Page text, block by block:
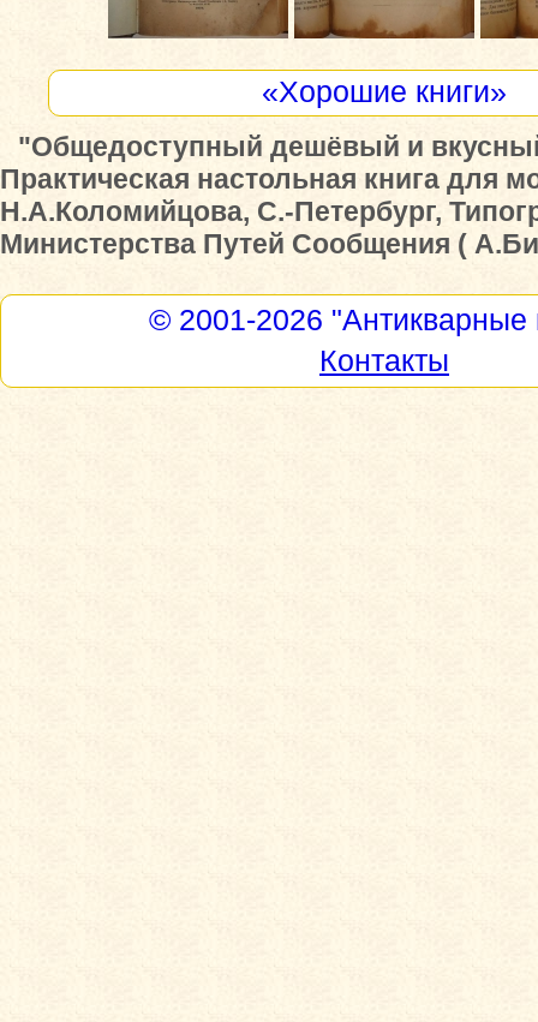
«Хорошие книги»
"Общедоступный дешёвый и
Практическая настольная книга для
Н.А.Коломийцова, С.-Петербург,
Министерства Путей Сообщения (
© 2001-2026 "Антикварные
Контакты